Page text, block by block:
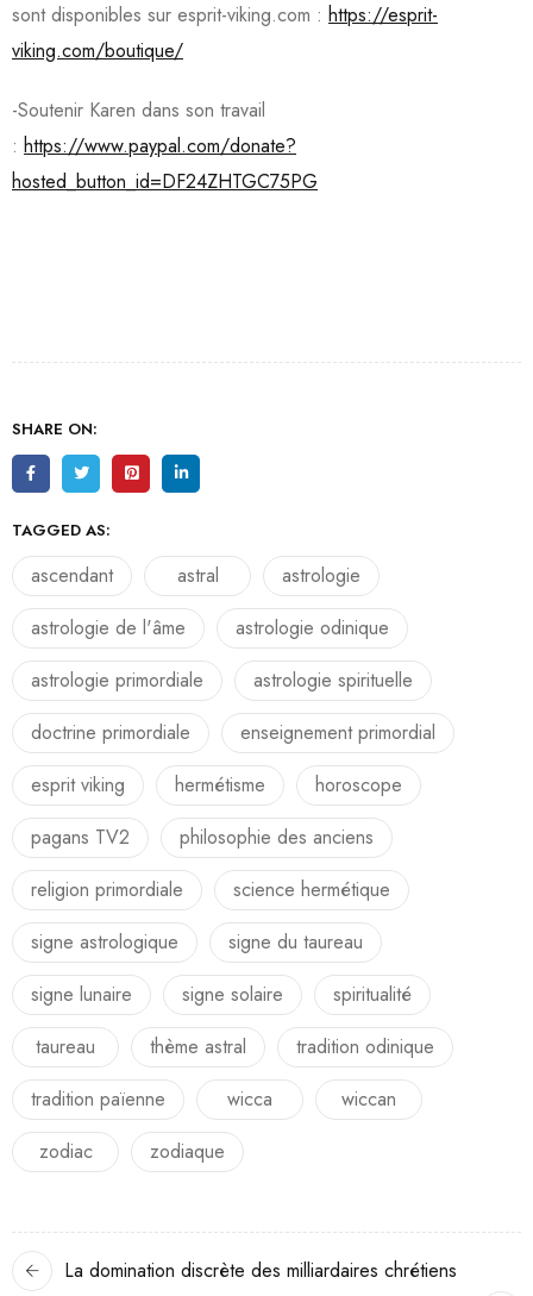
sont disponibles sur esprit-viking.com : https://esprit-
viking.com/boutique/
-Soutenir Karen dans son travail
: https://www.paypal.com/donate?
hosted_button_id=DF24ZHTGC75PG
SHARE ON:
TAGGED AS:
ascendant astral
astrologie
astrologie de l'âme
astrologie odinique
astrologie primordiale
astrologie spirituelle
doctrine primordiale
enseignement primordial
esprit viking
hermétisme
horoscope
pagans TV2
philosophie des anciens
religion primordiale
science hermétique
signe astrologique
signe du taureau
signe lunaire
signe solaire
spiritualité
taureau
thème astral
tradition odinique
tradition païenne
wicca
wiccan
zodiac
zodiaque
La domination discrète des milliardaires chrétiens